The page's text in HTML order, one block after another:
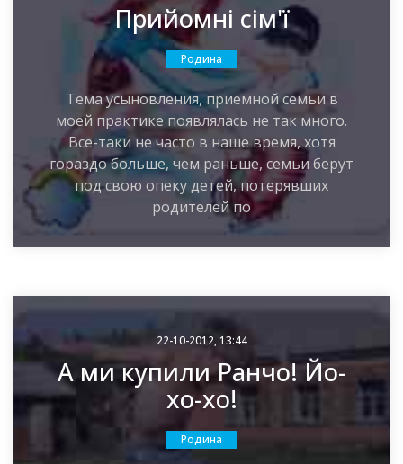
Прийомні сім'ї
Родина
Тема усыновления, приемной семьи в
моей практике появлялась не так много.
Все-таки не часто в наше время, хотя
гораздо больше, чем раньше, семьи берут
под свою опеку детей, потерявших
родителей по
22-10-2012, 13:44
А ми купили Ранчо! Йо-
хо-хо!
Родина